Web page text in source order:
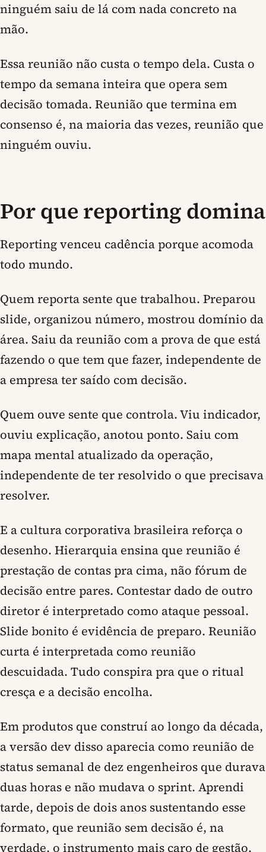
ninguém saiu de lá com nada concreto na
mão.
Essa reunião não custa o tempo dela. Custa o
tempo da semana inteira que opera sem
decisão tomada. Reunião que termina em
consenso é, na maioria das vezes, reunião que
ninguém ouviu.
Por que reporting domina
Reporting venceu cadência porque acomoda
todo mundo.
Quem reporta sente que trabalhou. Preparou
slide, organizou número, mostrou domínio da
área. Saiu da reunião com a prova de que está
fazendo o que tem que fazer, independente de
a empresa ter saído com decisão.
Quem ouve sente que controla. Viu indicador,
ouviu explicação, anotou ponto. Saiu com
mapa mental atualizado da operação,
independente de ter resolvido o que precisava
resolver.
E a cultura corporativa brasileira reforça o
desenho. Hierarquia ensina que reunião é
prestação de contas pra cima, não fórum de
decisão entre pares. Contestar dado de outro
diretor é interpretado como ataque pessoal.
Slide bonito é evidência de preparo. Reunião
curta é interpretada como reunião
descuidada. Tudo conspira pra que o ritual
cresça e a decisão encolha.
Em produtos que construí ao longo da década,
a versão dev disso aparecia como reunião de
status semanal de dez engenheiros que durava
duas horas e não mudava o sprint. Aprendi
tarde, depois de dois anos sustentando esse
formato, que reunião sem decisão é, na
verdade, o instrumento mais caro de gestão.